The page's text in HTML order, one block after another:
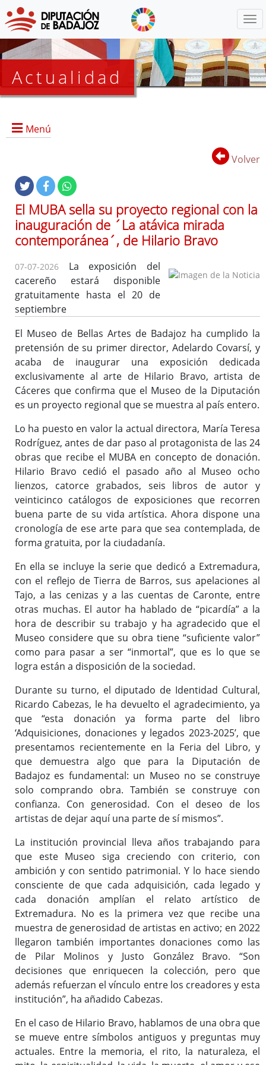
Actualidad
Menú
Noticias
Lista
de
distribución
Volver
El MUBA sella su proyecto regional con la
inauguración de ´La atávica mirada
contemporánea´, de Hilario Bravo
07-07-2026 La exposición del
cacereño estará disponible
gratuitamente hasta el 20 de
septiembre
El Museo de Bellas Artes de Badajoz ha cumplido la
pretensión de su primer director, Adelardo Covarsí, y
acaba de inaugurar una exposición dedicada
exclusivamente al arte de Hilario Bravo, artista de
Cáceres que confirma que el Museo de la Diputación
es un proyecto regional que se muestra al país entero.
Lo ha puesto en valor la actual directora, María Teresa
Rodríguez, antes de dar paso al protagonista de las 24
obras que recibe el MUBA en concepto de donación.
Hilario Bravo cedió el pasado año al Museo ocho
lienzos, catorce grabados, seis libros de autor y
veinticinco catálogos de exposiciones que recorren
buena parte de su vida artística. Ahora dispone una
cronología de ese arte para que sea contemplada, de
forma gratuita, por la ciudadanía.
En ella se incluye la serie que dedicó a Extremadura,
con el reflejo de Tierra de Barros, sus apelaciones al
Tajo, a las cenizas y a las cuentas de Caronte, entre
otras muchas. El autor ha hablado de “picardía” a la
hora de describir su trabajo y ha agradecido que el
Museo considere que su obra tiene “suficiente valor”
como para pasar a ser “inmortal”, que es lo que se
logra están a disposición de la sociedad.
Durante su turno, el diputado de Identidad Cultural,
Ricardo Cabezas, le ha devuelto el agradecimiento, ya
que “esta donación ya forma parte del libro
‘Adquisiciones, donaciones y legados 2023-2025’, que
presentamos recientemente en la Feria del Libro, y
que demuestra algo que para la Diputación de
Badajoz es fundamental: un Museo no se construye
solo comprando obra. También se construye con
confianza. Con generosidad. Con el deseo de los
artistas de dejar aquí una parte de sí mismos”.
La institución provincial lleva años trabajando para
que este Museo siga creciendo con criterio, con
ambición y con sentido patrimonial. Y lo hace siendo
consciente de que cada adquisición, cada legado y
cada donación amplían el relato artístico de
Extremadura. No es la primera vez que recibe una
muestra de generosidad de artistas en activo; en 2022
llegaron también importantes donaciones como las
de Pilar Molinos y Justo González Bravo. “Son
decisiones que enriquecen la colección, pero que
además refuerzan el vínculo entre los creadores y esta
institución”, ha añadido Cabezas.
En el caso de Hilario Bravo, hablamos de una obra que
se mueve entre símbolos antiguos y preguntas muy
actuales. Entre la memoria, el rito, la naturaleza, el